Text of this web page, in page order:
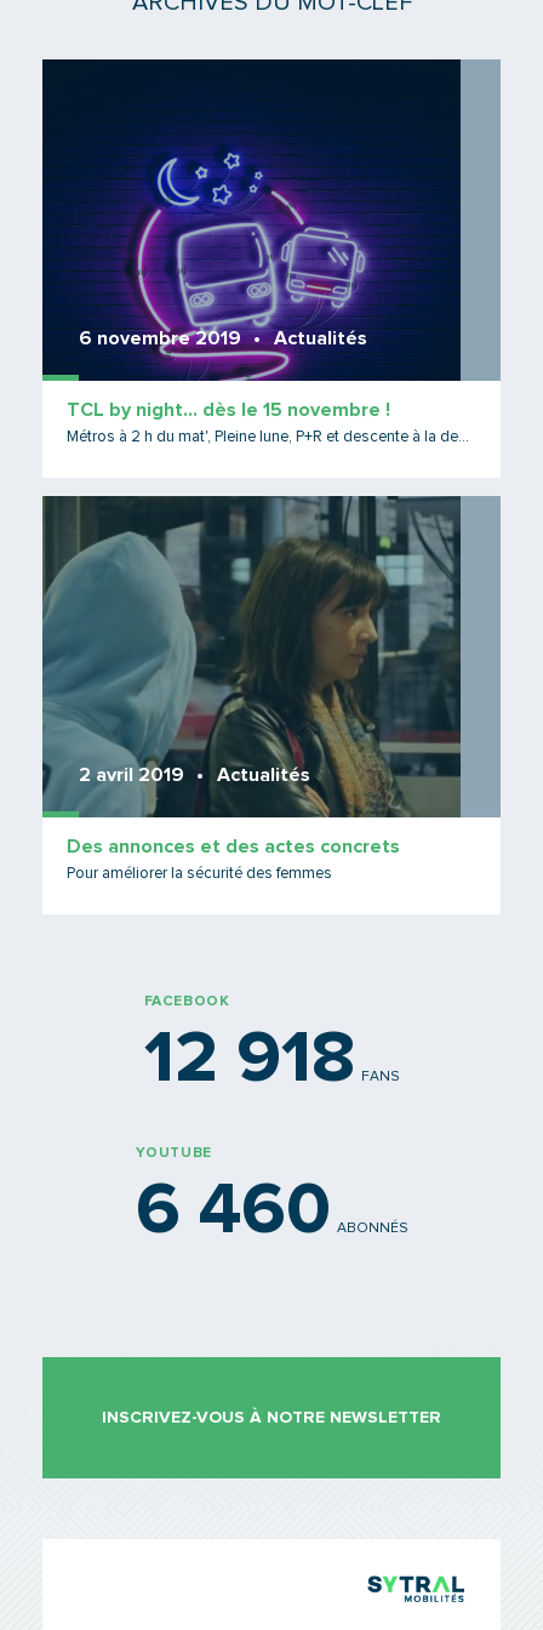
6 novembre 2019 Actualités
TCL by night… dès le 15 novembre !
Métros à 2 h du mat', Pleine lune, P+R et descente à la demande....
2 avril 2019 Actualités
Des annonces et des actes concrets
Pour améliorer la sécurité des femmes
FACEBOOK
12 918 FANS
YOUTUBE
6 460 ABONNÉS
INSCRIVEZ-VOUS À NOTRE NEWSLETTER